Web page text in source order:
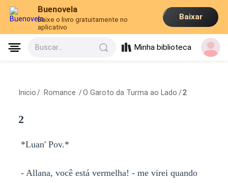
Buenovela
Baixe o livro gratuitamente no
aplicativo
Baixar
Buscar... Minha biblioteca
Inicio / Romance /O Garoto da Turma ao Lado / 2
2
*Luan' Pov.*
- Allana, você está vermelha! - me virei quando